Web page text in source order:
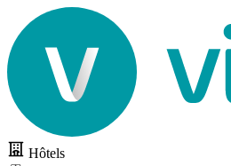
Hôtels